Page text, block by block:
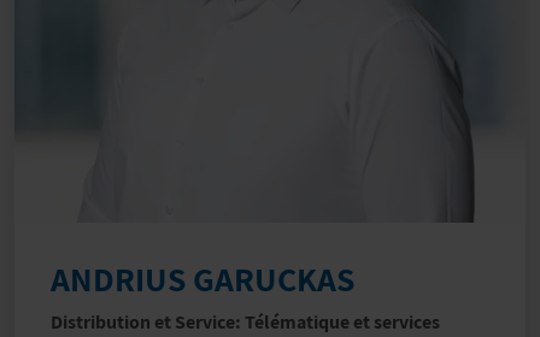
ANDRIUS GARUCKAS
Distribution et Service: Télématique et services